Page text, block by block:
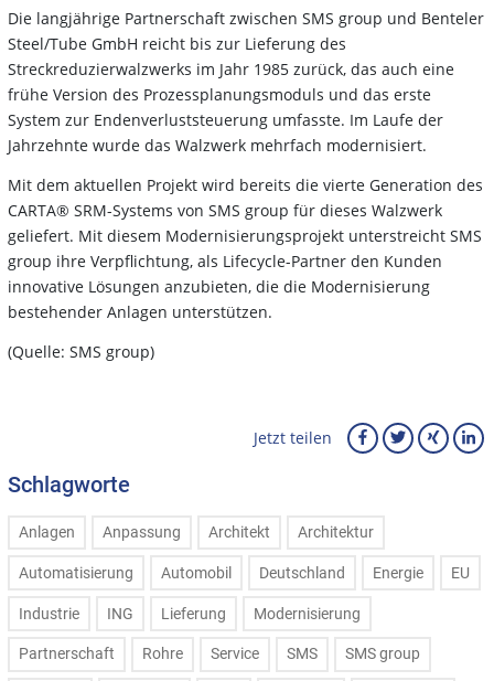
Die langjährige Partnerschaft zwischen SMS group und Benteler
Steel/Tube GmbH reicht bis zur Lieferung des
Streckreduzierwalzwerks im Jahr 1985 zurück, das auch eine
frühe Version des Prozessplanungsmoduls und das erste
System zur Endenverluststeuerung umfasste. Im Laufe der
Jahrzehnte wurde das Walzwerk mehrfach modernisiert.
Mit dem aktuellen Projekt wird bereits die vierte Generation des
CARTA® SRM-Systems von SMS group für dieses Walzwerk
geliefert. Mit diesem Modernisierungsprojekt unterstreicht SMS
group ihre Verpflichtung, als Lifecycle-Partner den Kunden
innovative Lösungen anzubieten, die die Modernisierung
bestehender Anlagen unterstützen.
(Quelle: SMS group)
Jetzt teilen
Schlagworte
Anlagen Anpassung Architekt Architektur
Automatisierung Automobil Deutschland Energie EU
Industrie ING Lieferung Modernisierung
Partnerschaft Rohre Service SMS SMS group